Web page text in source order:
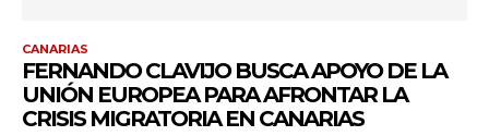
CANARIAS
FERNANDO CLAVIJO BUSCA APOYO DE LA
UNIÓN EUROPEA PARA AFRONTAR LA
CRISIS MIGRATORIA EN CANARIAS